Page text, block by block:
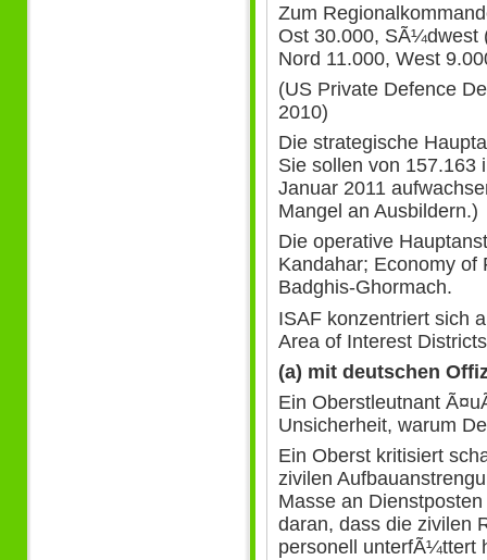
Zum
Ost 30.000, SÃ¼dwest
Nord 11.000, West
(US Private Defence
2010)
Die strategische
Sie sollen von 157.163
Januar 2011
Mangel an Ausbildern.)
Die operative
Kandahar; Economy of
Badghis-Ghormach.
ISAF konzentriert sich
Area of Interest
(a) mit deutschen
Ein Oberstleutnant
Unsicherheit, warum
Ein Oberst kritisiert
zivilen
Masse an
daran, dass die zivilen
personell unterfÃ¼ttert